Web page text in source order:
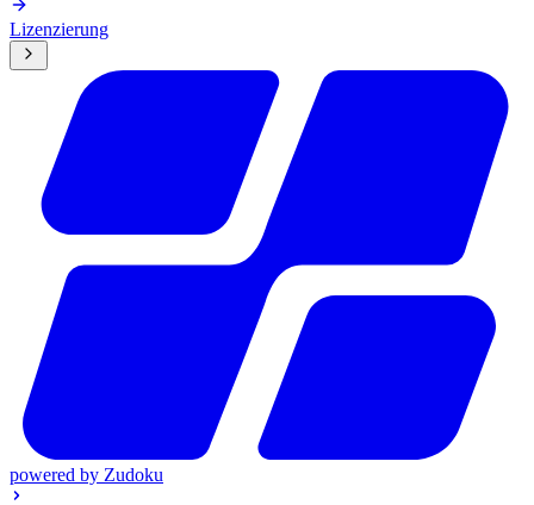
Lizenzierung
powered by Zudoku